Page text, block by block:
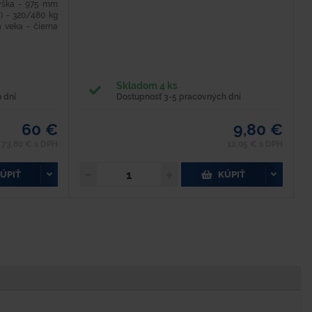
- 975 mm
- 320/480 kg
veka - čierna
dní
60 €
Skladom 4 ks
Dostupnosť 3-5 pracovných dní
9,80 €
KÚPIŤ